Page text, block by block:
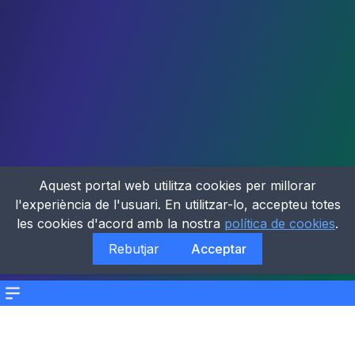
Menu
Aquest portal web utilitza cookies per millorar
l'experiència de l'usuari. En utilitzar-lo, accepteu totes
les cookies d'acord amb la nostra política de cookies.
Rebutjar
Acceptar